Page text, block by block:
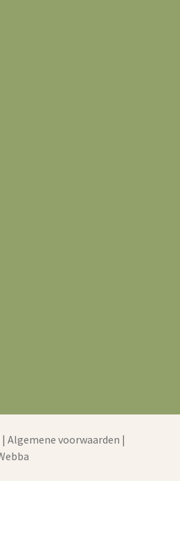
| Algemene voorwaarden |